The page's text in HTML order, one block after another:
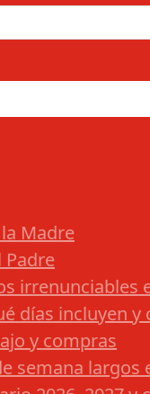
Madre
Padre
irrenunciables
días incluyen y
y compras
semana largos